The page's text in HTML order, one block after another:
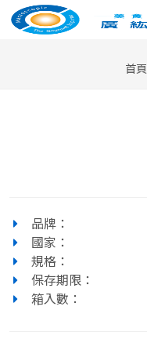
首頁
品牌：
國家：
規格：
保存期限：
箱入數：